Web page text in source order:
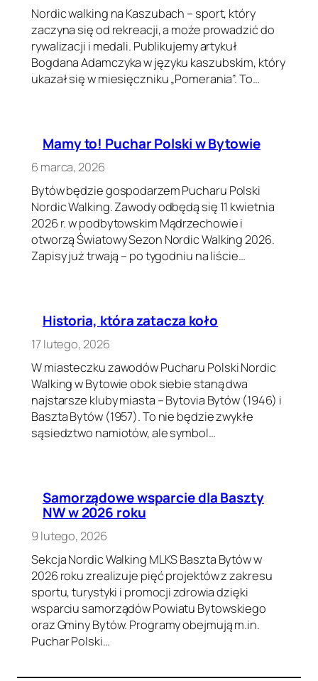
Nordic walking na Kaszubach – sport, który
zaczyna się od rekreacji, a może prowadzić do
rywalizacji i medali. Publikujemy artykuł
Bogdana Adamczyka w języku kaszubskim, który
ukazał się w miesięczniku „Pomerania”. To…
Mamy to! Puchar Polski w Bytowie
6 marca, 2026
Bytów będzie gospodarzem Pucharu Polski
Nordic Walking. Zawody odbędą się 11 kwietnia
2026 r. w podbytowskim Mądrzechowie i
otworzą Światowy Sezon Nordic Walking 2026.
Zapisy już trwają – po tygodniu na liście…
Historia, która zatacza koło
17 lutego, 2026
W miasteczku zawodów Pucharu Polski Nordic
Walking w Bytowie obok siebie staną dwa
najstarsze kluby miasta – Bytovia Bytów (1946) i
Baszta Bytów (1957). To nie będzie zwykłe
sąsiedztwo namiotów, ale symbol…
Samorządowe wsparcie dla Baszty
NW w 2026 roku
9 lutego, 2026
Sekcja Nordic Walking MLKS Baszta Bytów w
2026 roku zrealizuje pięć projektów z zakresu
sportu, turystyki i promocji zdrowia dzięki
wsparciu samorządów Powiatu Bytowskiego
oraz Gminy Bytów. Programy obejmują m.in.
Puchar Polski…